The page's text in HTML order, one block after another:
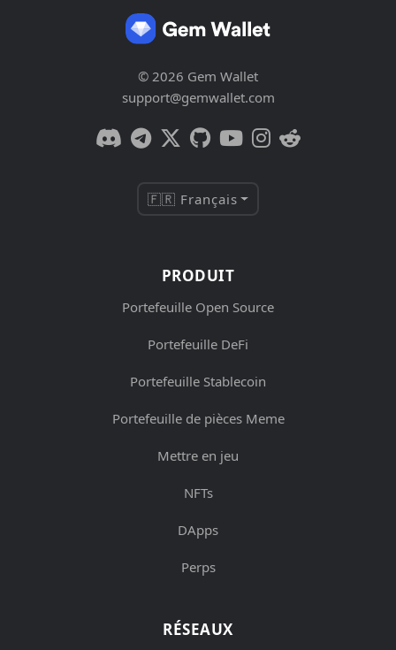
© 2026 Gem Wallet
support@gemwallet.com
🇫🇷 Français
PRODUIT
Portefeuille Open Source
Portefeuille DeFi
Portefeuille Stablecoin
Portefeuille de pièces Meme
Mettre en jeu
NFTs
DApps
Perps
RÉSEAUX